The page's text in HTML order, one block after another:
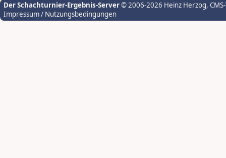
Der Schachturnier-Ergebnis-Server© 2006-2026 Heinz Herzog,
Impressum / Nutzungsbedingungen